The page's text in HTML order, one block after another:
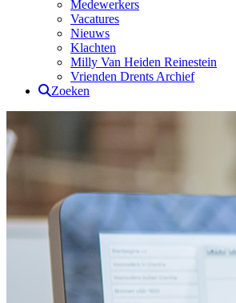
Medewerkers
Vacatures
Nieuws
Klachten
Milly Van Heiden Reinestein
Vrienden Drents Archief
Zoeken
Drents Archief